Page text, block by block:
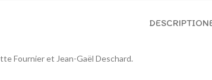
DESCRIPTION
Fournier et Jean-Gaël Deschard.